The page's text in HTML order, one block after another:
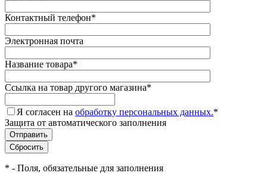
Контактный телефон*
Электронная почта
Название товара*
Ссылка на товар другого магазина*
Я согласен на обработку персональных данных.*
Защита от автоматического заполнения
* - Поля, обязательные для заполнения